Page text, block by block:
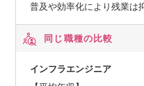
普及や効率化により残業は
同じ職種の比較
インフラエンジニア